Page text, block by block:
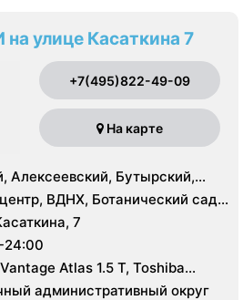
улице Касаткина 7
+7(495)822-49-09
На карте
Алексеевский, Бутырский,
Останкинский, Ростокино,
Северное Медведково, Южное
ВДНХ, Ботанический сад,
Телецентр, Улица
Милашенкова, Улица
7
Atlas 1.5 Т, Toshiba
административный округ